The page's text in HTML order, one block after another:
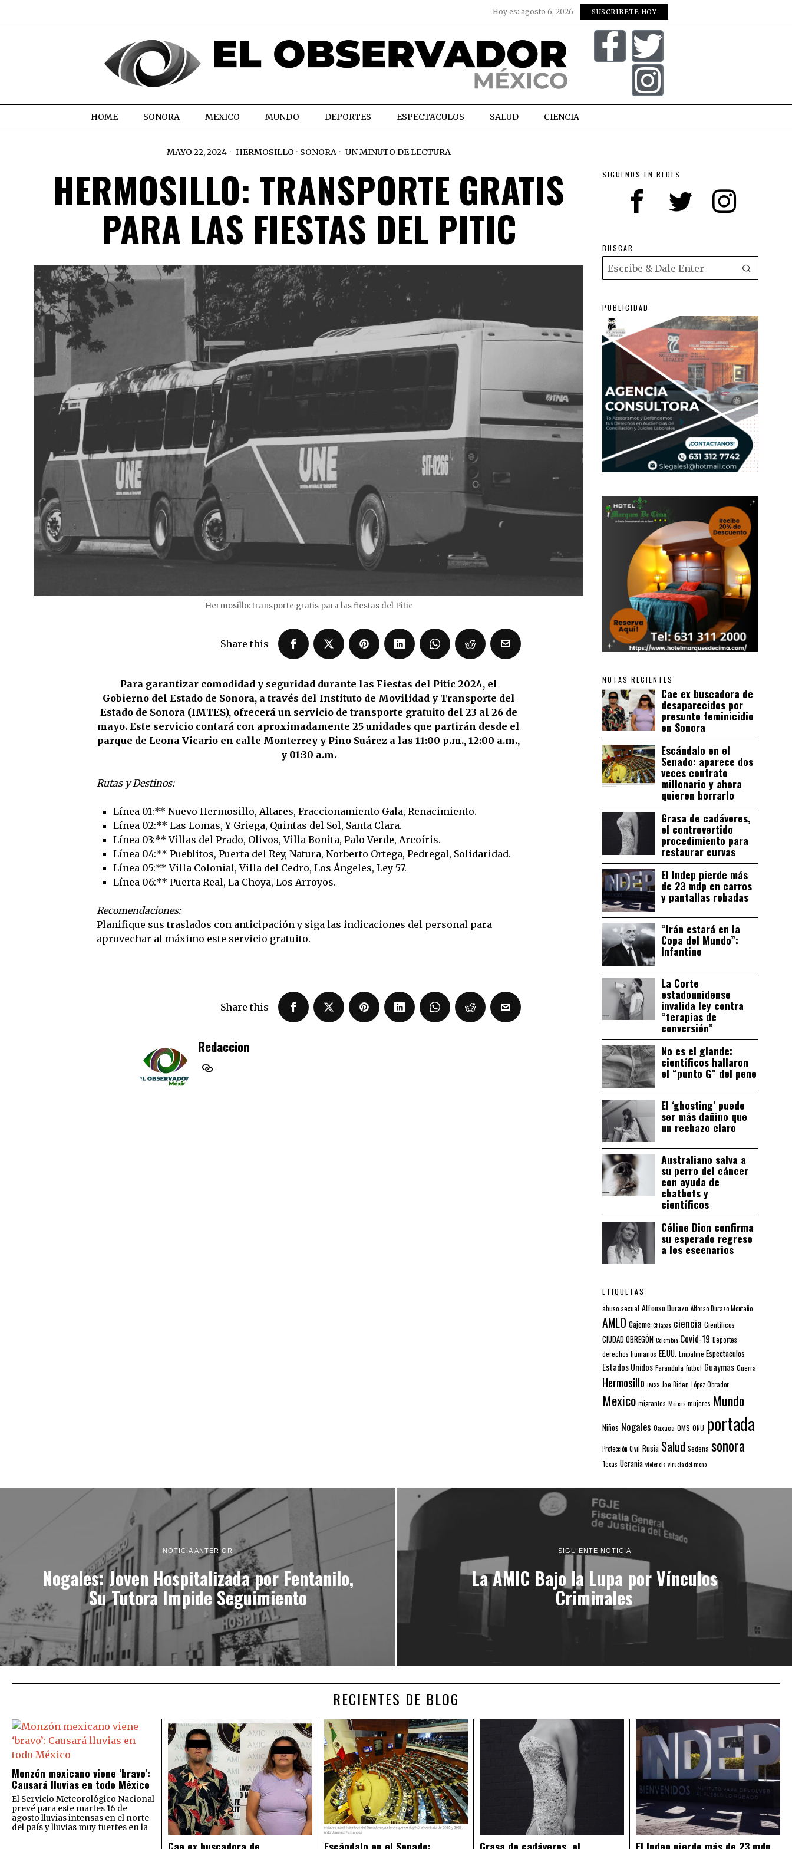
Hoy es: agosto 6, 2026 SUSCRIBETE HOY
HOME SONORA MEXICO MUNDO DEPORTES ESPECTACULOS SALUD CIENCIA
MAYO 22, 2024 HERMOSILLO · SONORA UN MINUTO DE LECTURA
HERMOSILLO: TRANSPORTE GRATIS
PARA LAS FIESTAS DEL PITIC
Hermosillo: transporte gratis para las fiestas del Pitic
Share this
Para garantizar comodidad y seguridad durante las Fiestas del Pitic 2024, el
Gobierno del Estado de Sonora, a través del Instituto de Movilidad y Transporte del
Estado de Sonora (IMTES), ofrecerá un servicio de transporte gratuito del 23 al 26 de
mayo. Este servicio contará con aproximadamente 25 unidades que partirán desde el
parque de Leona Vicario en calle Monterrey y Pino Suárez a las 11:00 p.m., 12:00 a.m.,
y 01:30 a.m.
Rutas y Destinos:
Línea 01:** Nuevo Hermosillo, Altares, Fraccionamiento Gala, Renacimiento.
Línea 02:** Las Lomas, Y Griega, Quintas del Sol, Santa Clara.
Línea 03:** Villas del Prado, Olivos, Villa Bonita, Palo Verde, Arcoíris.
Línea 04:** Pueblitos, Puerta del Rey, Natura, Norberto Ortega, Pedregal, Solidaridad.
Línea 05:** Villa Colonial, Villa del Cedro, Los Ángeles, Ley 57.
Línea 06:** Puerta Real, La Choya, Los Arroyos.
Recomendaciones:
Planifique sus traslados con anticipación y siga las indicaciones del personal para
aprovechar al máximo este servicio gratuito.
Share this
Redaccion
SIGUENOS EN REDES
BUSCAR
PUBLICIDAD
NOTAS RECIENTES
Cae ex buscadora de
desaparecidos por
presunto feminicidio
en Sonora
Escándalo en el
Senado: aparece dos
veces contrato
millonario y ahora
quieren borrarlo
Grasa de cadáveres,
el controvertido
procedimiento para
restaurar curvas
El Indep pierde más
de 23 mdp en carros
y pantallas robadas
“Irán estará en la
Copa del Mundo”:
Infantino
La Corte
estadounidense
invalida ley contra
“terapias de
conversión”
No es el glande:
científicos hallaron
el “punto G” del pene
El ‘ghosting’ puede
ser más dañino que
un rechazo claro
Australiano salva a
su perro del cáncer
con ayuda de
chatbots y
científicos
Céline Dion confirma
su esperado regreso
a los escenarios
ETIQUETAS
abuso sexual Alfonso Durazo Alfonso Durazo Montaño
AMLO Cajeme Chiapas ciencia Científicos
CIUDAD OBREGÓN Colombia Covid-19 Deportes
derechos humanos EE.UU. Empalme Espectaculos
Estados Unidos Farandula futbol Guaymas Guerra
Hermosillo IMSS Joe Biden López Obrador
Mexico migrantes Morena mujeres Mundo
Niños Nogales Oaxaca OMS ONU portada
Protección Civil Rusia Salud Sedena sonora
Texas Ucrania violencia viruela del mono
NOTICIA ANTERIOR
Nogales: Joven Hospitalizada por Fentanilo,
Su Tutora Impide Seguimiento
SIGUIENTE NOTICIA
La AMIC Bajo la Lupa por Vínculos
Criminales
RECIENTES DE BLOG
Monzón mexicano viene ‘bravo’:
Causará lluvias en todo México
El Servicio Meteorológico Nacional
prevé para este martes 16 de
agosto lluvias intensas en el norte
del país y lluvias muy fuertes en la
Cae ex buscadora de Escándalo en el Senado: Grasa de cadáveres, el El Indep pierde más de 23 mdp